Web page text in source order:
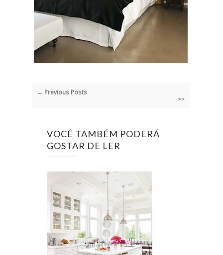
← Previous Posts
>>
VOCÊ TAMBÉM PODERÁ
GOSTAR DE LER